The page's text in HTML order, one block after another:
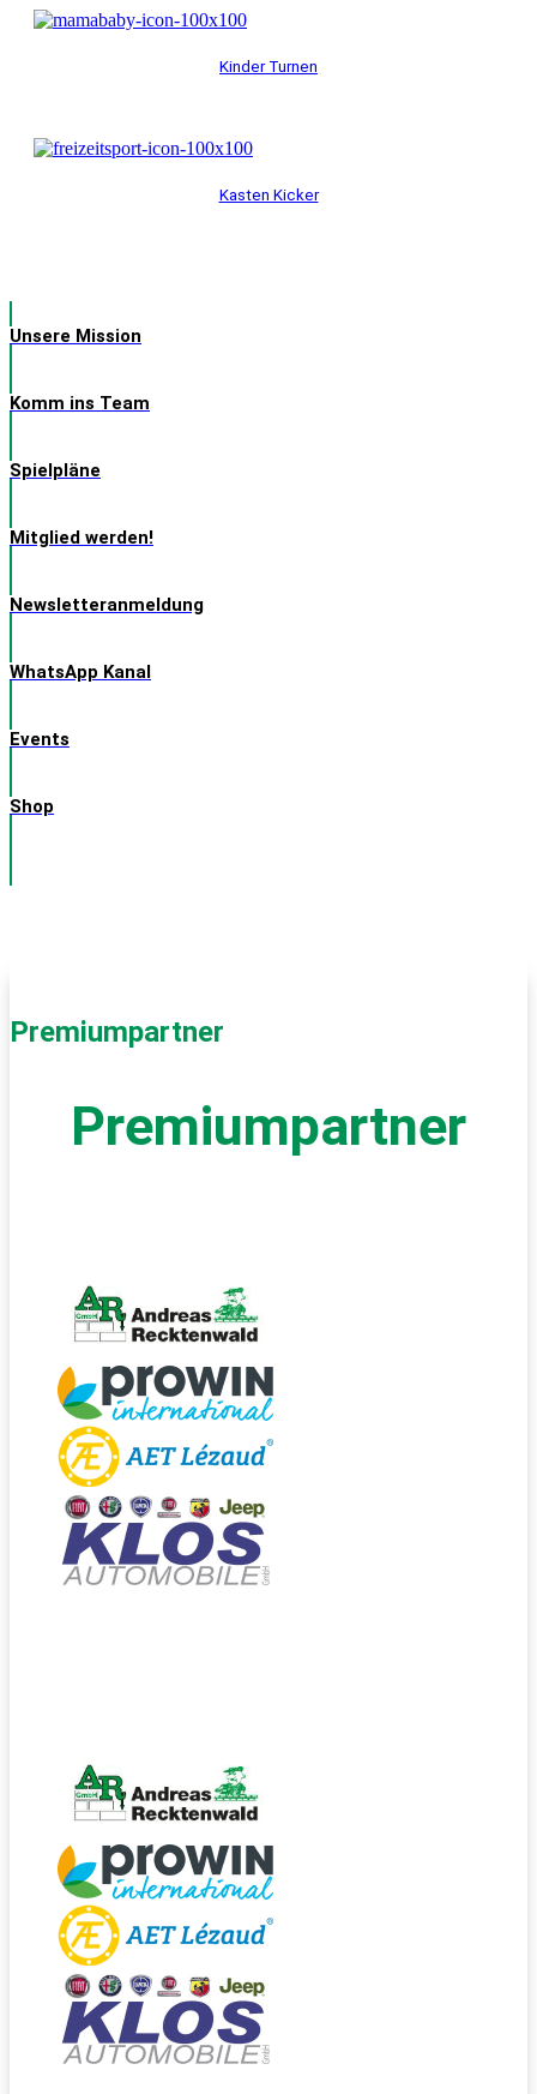
Kinder Turnen
Kasten Kicker
Unsere Mission
Komm ins Team
Spielpläne
Mitglied werden!
Newsletteranmeldung
WhatsApp Kanal
Events
Shop
Premiumpartner
Premiumpartner